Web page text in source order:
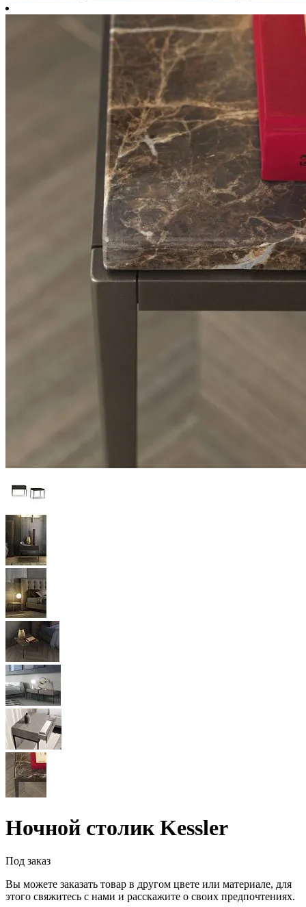
Ночной столик Kessler
Под заказ
Вы можете заказать товар в другом цвете или материале, для
этого свяжитесь с нами и расскажите о своих предпочтениях.